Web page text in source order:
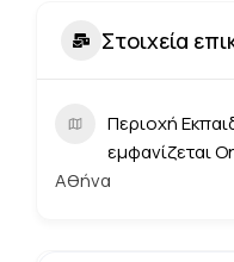
Στοιχεία
Περιοχή
εμφανίζεται
Αθήνα